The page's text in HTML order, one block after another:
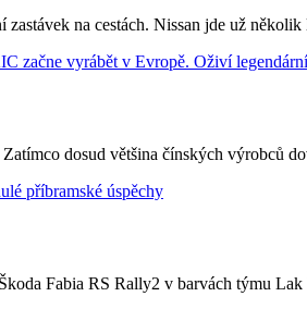
na cestách. Nissan jde už
dosud většina čínských výrobců
Fabia RS Rally2 v barvách týmu